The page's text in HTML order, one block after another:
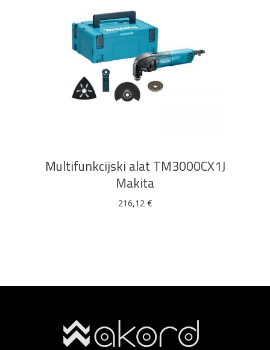
DODAJ U KOŠARICU
Multifunkcijski alat TM3000CX1J
Makita
216,12 €